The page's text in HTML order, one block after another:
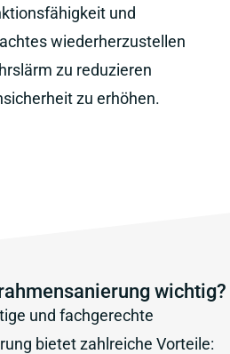
und
wiederherzustellen
zu reduzieren
zu erhöhen.
wichtig?
und fachgerechte
bietet zahlreiche Vorteile: